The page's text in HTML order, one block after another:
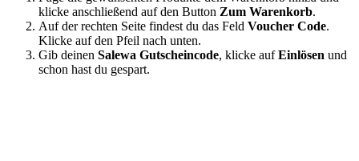
klicke anschließend auf den Button Zum Warenkorb.
Auf der rechten Seite findest du das Feld Voucher Code.
Klicke auf den Pfeil nach unten.
Gib deinen Salewa Gutscheincode, klicke aufEinlösen und
schon hast du gespart.